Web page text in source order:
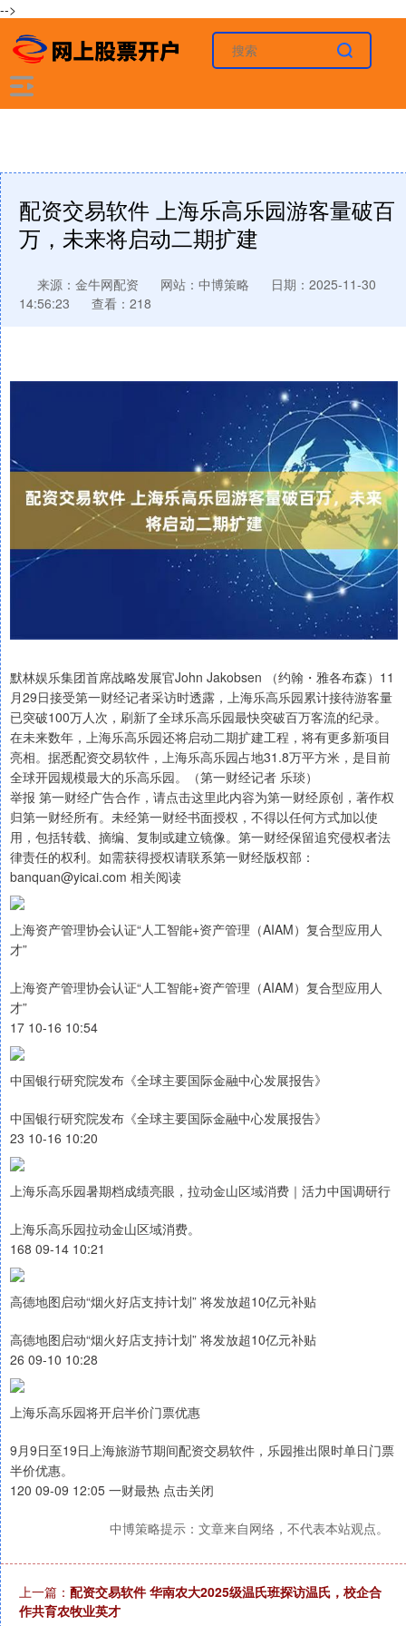
-->
配资交易软件 上海乐高乐园游客量破百
万，未来将启动二期扩建
来源：金牛网配资 网站：中博策略
日期：2025-11-30
14:56:23
查看：218
默林娱乐集团首席战略发展官John Jakobsen （约翰・雅各布森）11
月29日接受第一财经记者采访时透露，上海乐高乐园累计接待游客量
已突破100万人次，刷新了全球乐高乐园最快突破百万客流的纪录。
在未来数年，上海乐高乐园还将启动二期扩建工程，将有更多新项目
亮相。据悉配资交易软件，上海乐高乐园占地31.8万平方米，是目前
全球开园规模最大的乐高乐园。（第一财经记者 乐琰）
举报 第一财经广告合作，请点击这里此内容为第一财经原创，著作权
归第一财经所有。未经第一财经书面授权，不得以任何方式加以使
用，包括转载、摘编、复制或建立镜像。第一财经保留追究侵权者法
律责任的权利。如需获得授权请联系第一财经版权部：
banquan@yicai.com 相关阅读
上海资产管理协会认证“人工智能+资产管理（AIAM）复合型应用人
才”
上海资产管理协会认证“人工智能+资产管理（AIAM）复合型应用人
才”
17 10-16 10:54
中国银行研究院发布《全球主要国际金融中心发展报告》
中国银行研究院发布《全球主要国际金融中心发展报告》
23 10-16 10:20
上海乐高乐园暑期档成绩亮眼，拉动金山区域消费｜活力中国调研行
上海乐高乐园拉动金山区域消费。
168 09-14 10:21
高德地图启动“烟火好店支持计划” 将发放超10亿元补贴
高德地图启动“烟火好店支持计划” 将发放超10亿元补贴
26 09-10 10:28
上海乐高乐园将开启半价门票优惠
9月9日至19日上海旅游节期间配资交易软件，乐园推出限时单日门票
半价优惠。
120 09-09 12:05 一财最热 点击关闭
中博策略提示：文章来自网络，不代表本站观点。
上一篇： 配资交易软件 华南农大2025级温氏班探访温氏，校企合
作共育农牧业英才